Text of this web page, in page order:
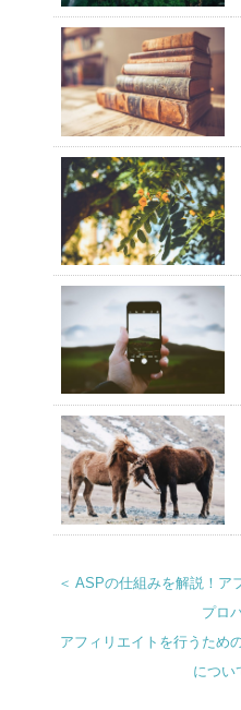
＜ ASPの仕組みを解説！ア
プロ
アフィリエイトを行うため
につい